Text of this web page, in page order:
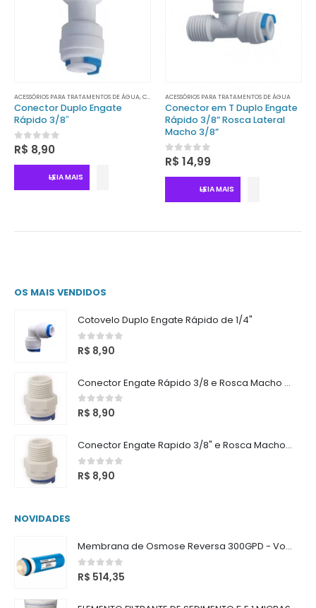
,TRATAMENTO DE ÁGUA
ACESSÓRIOS PARA TRATAMENTOS DE ÁGUA,CONECTORES ,TRATAMENTO DE ÁGUA
Conector Duplo Engate
Rápido 3/8″
0out of 5
R$ 8,90
LEIA MAIS
ACESSÓRIOS PARA TRATAMENTOS DE ÁGUA
Conector em T Duplo Engate
Rápido 3/8” Rosca Lateral
Macho 3/8”
0out of 5
R$ 14,99
LEIA MAIS
OS MAIS VENDIDOS
Cotovelo Duplo Engate Rápido de 1/4"
0out of 5
R$ 8,90
Conector Engate Rápido 3/8 e Rosca Macho 3/8
0out of 5
R$ 8,90
Conector Engate Rapido 3/8" e Rosca Macho 1/2"
0out of 5
R$ 8,90
NOVIDADES
Membrana de Osmose Reversa 300GPD - Vontron
0out of 5
R$ 514,35